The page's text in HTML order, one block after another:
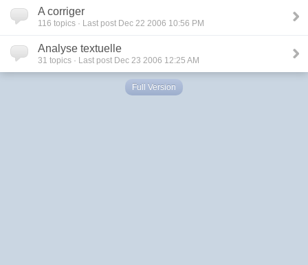
A corriger
116 topics · Last post Dec 22 2006 10:56 PM
Analyse textuelle
31 topics · Last post Dec 23 2006 12:25 AM
Full Version